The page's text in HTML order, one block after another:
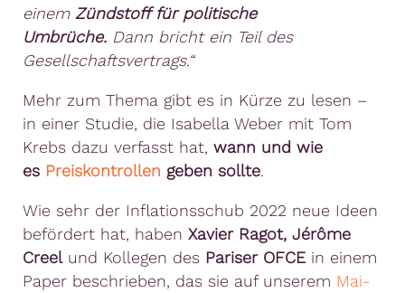
einem Zündstoff für politische
Umbrüche. Dann bricht ein Teil des
Gesellschaftsvertrags.“
Mehr zum Thema gibt es in Kürze zu lesen –
in einer Studie, die Isabella Weber mit Tom
Krebs dazu verfasst hat, wann und wie
es Preiskontrollen geben sollte.
Wie sehr der Inflationsschub 2022 neue Ideen
befördert hat, haben Xavier Ragot, Jérôme
Creelund Kollegen des Pariser OFCE in einem
Paper beschrieben, das sie auf unserem Mai-